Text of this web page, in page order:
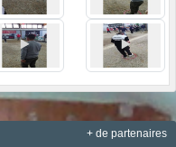
+ de partenaires